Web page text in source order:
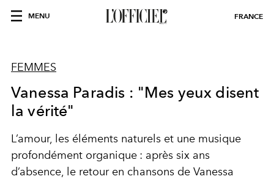
MENU FRANCE
FEMMES
Vanessa Paradis : "Mes yeux disent
la vérité"
L’amour, les éléments naturels et une musique
profondément organique : après six ans
d’absence, le retour en chansons de Vanessa